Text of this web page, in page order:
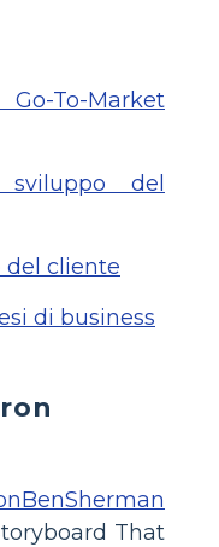
To-Market
del
del cliente
di business
That